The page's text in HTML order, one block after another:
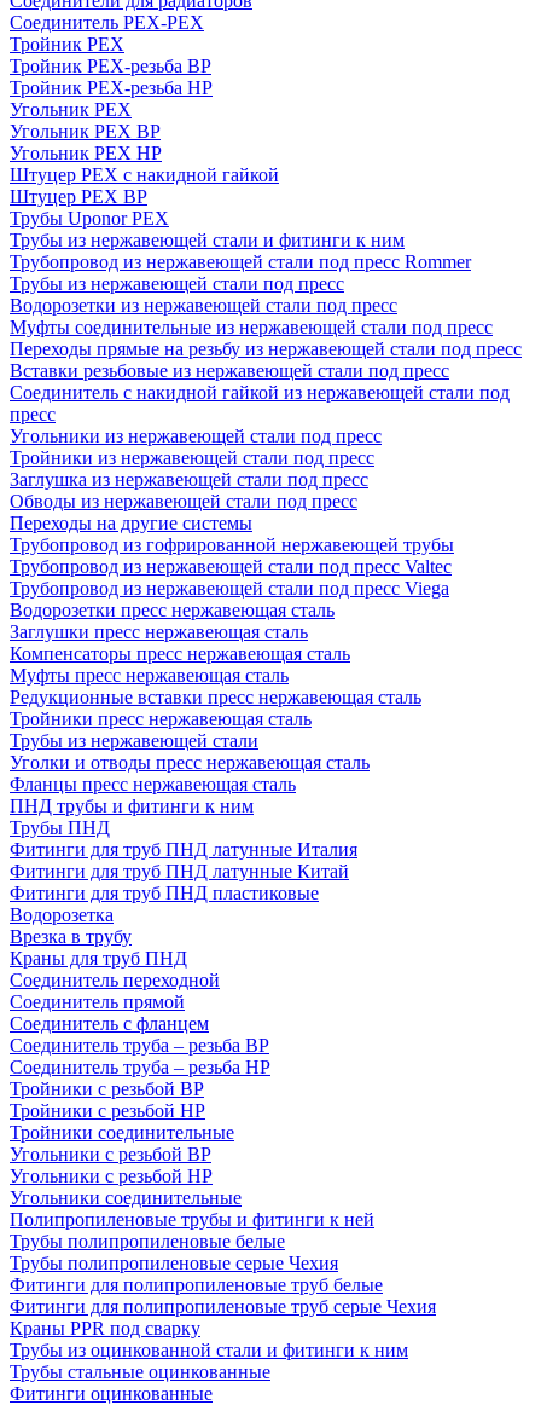
Соединитель PEX-PEX
Тройник PEX
Тройник PEX-резьба ВР
Тройник PEX-резьба НР
Угольник PEX
Угольник PEX ВР
Угольник PEX НР
Штуцер PEX c накидной гайкой
Штуцер PEX ВР
Трубы Uponor PEX
Трубы из нержавеющей стали и фитинги к ним
Трубопровод из нержавеющей стали под пресс Rommer
Трубы из нержавеющей стали под пресс
Водорозетки из нержавеющей стали под пресс
Муфты соединительные из нержавеющей стали под пресс
Переходы прямые на резьбу из нержавеющей стали под пресс
Вставки резьбовые из нержавеющей стали под пресс
Соединитель с накидной гайкой из нержавеющей стали под
пресс
Угольники из нержавеющей стали под пресс
Тройники из нержавеющей стали под пресс
Заглушка из нержавеющей стали под пресс
Обводы из нержавеющей стали под пресс
Переходы на другие системы
Трубопровод из гофрированной нержавеющей трубы
Трубопровод из нержавеющей стали под пресс Valtec
Трубопровод из нержавеющей стали под пресс Viega
Водорозетки пресс нержавеющая сталь
Заглушки пресс нержавеющая сталь
Компенсаторы пресс нержавеющая сталь
Муфты пресс нержавеющая сталь
Редукционные вставки пресс нержавеющая сталь
Тройники пресс нержавеющая сталь
Трубы из нержавеющей стали
Уголки и отводы пресс нержавеющая сталь
Фланцы пресс нержавеющая сталь
ПНД трубы и фитинги к ним
Трубы ПНД
Фитинги для труб ПНД латунные Италия
Фитинги для труб ПНД латунные Китай
Фитинги для труб ПНД пластиковые
Водорозетка
Врезка в трубу
Краны для труб ПНД
Соединитель переходной
Соединитель прямой
Соединитель с фланцем
Соединитель труба – резьба ВР
Соединитель труба – резьба НР
Тройники с резьбой ВР
Тройники с резьбой НР
Тройники соединительные
Угольники с резьбой ВР
Угольники с резьбой НР
Угольники соединительные
Полипропиленовые трубы и фитинги к ней
Трубы полипропиленовые белые
Трубы полипропиленовые серые Чехия
Фитинги для полипропиленовые труб белые
Фитинги для полипропиленовые труб серые Чехия
Краны PPR под сварку
Трубы из оцинкованной стали и фитинги к ним
Трубы стальные оцинкованные
Фитинги оцинкованные